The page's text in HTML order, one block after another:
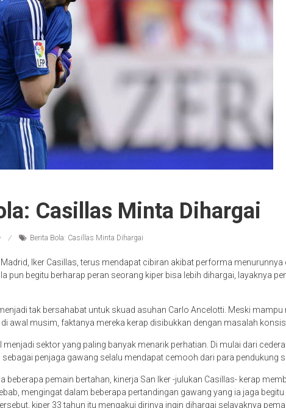
Casillas Minta Dihargai
Berita Bola: Casillas Minta Dihargai
Iker Casillas, terus mendapat cibiran akibat performa menurunnya
pun begitu berharap peran seorang kiper bisa lebih dihargai, layaknya
tak bersahabat untuk skuad asuhan Carlo Ancelotti. Meski mampu
awal musim, faktanya mereka kerap disibukkan dengan masalah
menjadi sektor yang paling banyak menarik perhatian. Di mulai dari
sebagai penjaga gawang selalu mendapat cemooh dari para pendukung
beberapa pemain bertahan, kinerja San Iker -julukan Casillas- kerap
mengingat dalam beberapa pertandingan gawang yang ia jaga
kiper 33 tahun itu mengakui dirinya ingin dihargai selayaknya